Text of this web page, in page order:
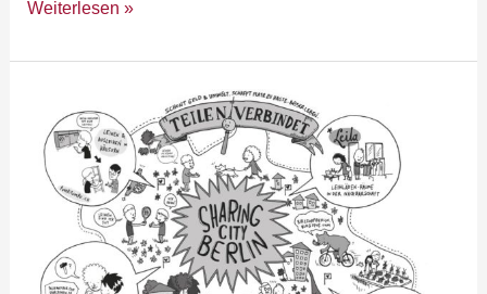
Weiterlesen »
kleinen
Schritte